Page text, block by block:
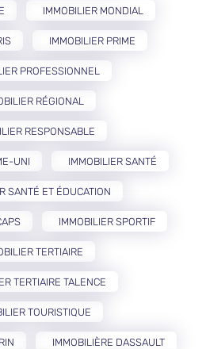
IMMOBILIER MONDIAL
IMMOBILIER PRIME
PROFESSIONNEL
RÉGIONAL
RESPONSABLE
UNI IMMOBILIER SANTÉ
SANTÉ ET ÉDUCATION
IMMOBILIER SPORTIF
TERTIAIRE
TERTIAIRE TALENCE
TOURISTIQUE
IMMOBILIÈRE DASSAULT